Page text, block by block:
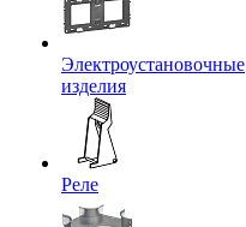
Электроустановочные
изделия
Реле